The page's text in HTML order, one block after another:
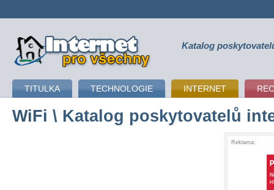
připojení k internetu Katalog
TITULKA TECHNOLOGIE INTERNET
WiFi \ Katalog poskytovatelů
Reklama: